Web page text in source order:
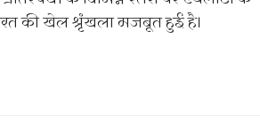
की खेल श्रृंखला मजबूत हुई है।